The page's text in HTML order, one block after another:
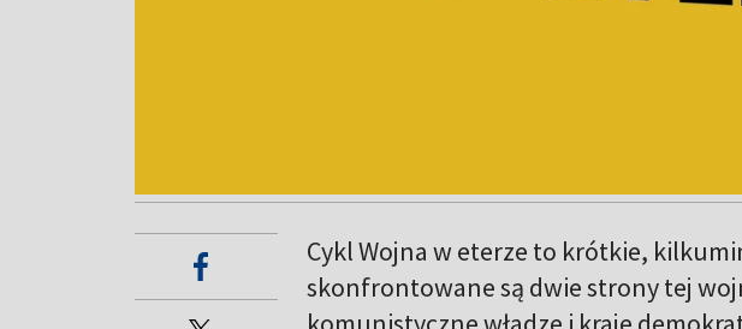
Cykl Wojna w eterze to krótkie,
skonfrontowane są dwie strony tej